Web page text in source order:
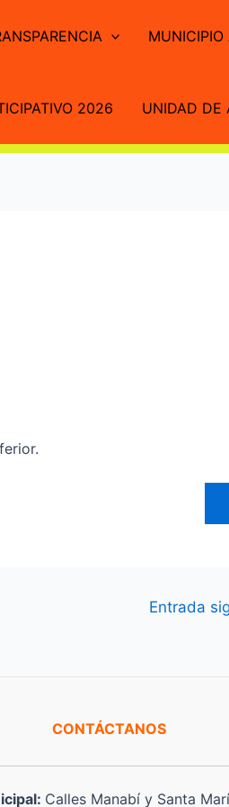
MUNICIPIO
2026 UNIDAD DE
Entrada
CONTÁCTANOS
Calles Manabí y Santa